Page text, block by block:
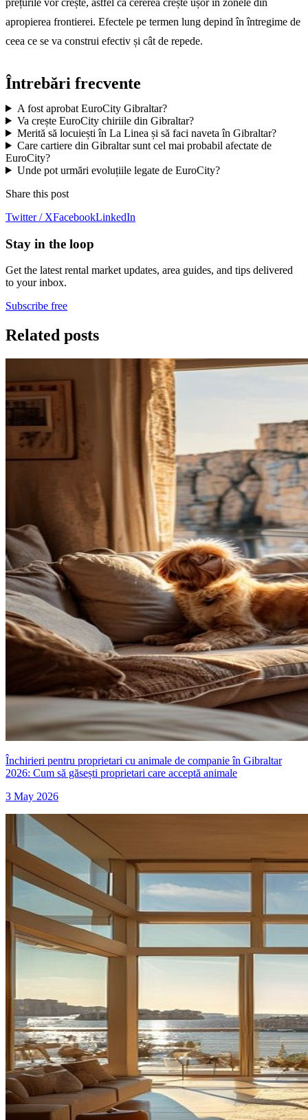
apropierea frontierei. Efectele pe termen lung depind în întregime de
ceea ce se va construi efectiv și cât de repede.
Întrebări frecvente
A fost aprobat EuroCity Gibraltar?
Va crește EuroCity chiriile din Gibraltar?
Merită să locuiești în La Linea și să faci naveta în Gibraltar?
Care cartiere din Gibraltar sunt cel mai probabil afectate de
EuroCity?
Unde pot urmări evoluțiile legate de EuroCity?
Share this post
Twitter / XFacebookLinkedIn
Stay in the loop
Get the latest rental market updates, area guides, and tips delivered
to your inbox.
Subscribe free
Related posts
Închirieri pentru proprietari cu animale de companie în Gibraltar
2026: Cum să găsești proprietari care acceptă animale
3 May 2026